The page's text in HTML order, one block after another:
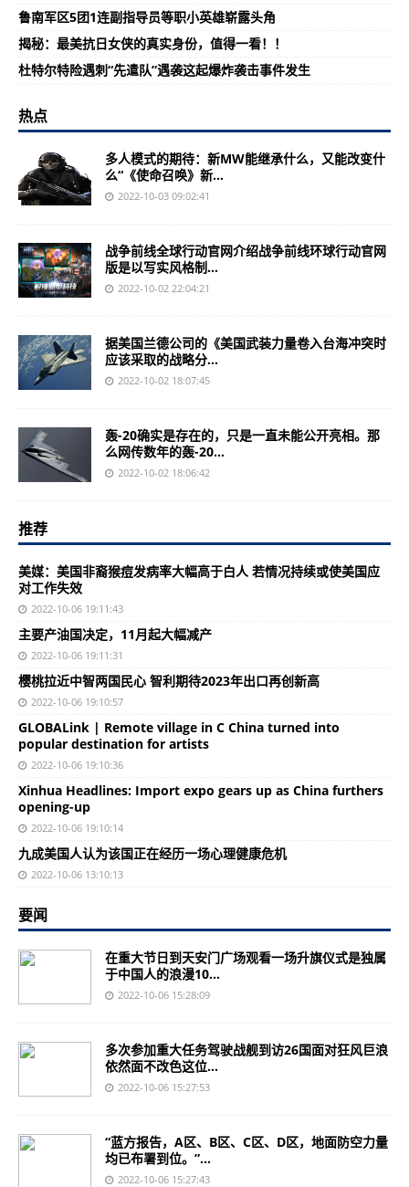
鲁南军区5团1连副指导员等职小英雄崭露头角
揭秘：最美抗日女侠的真实身份，值得一看！！
杜特尔特险遇刺“先遣队”遇袭这起爆炸袭击事件发生
热点
多人模式的期待：新MW能继承什么，又能改变什
么“《使命召唤》新...
2022-10-03 09:02:41
战争前线全球行动官网介绍战争前线环球行动官网
版是以写实风格制...
2022-10-02 22:04:21
据美国兰德公司的《美国武装力量卷入台海冲突时
应该采取的战略分...
2022-10-02 18:07:45
轰-20确实是存在的，只是一直未能公开亮相。那
么网传数年的轰-20...
2022-10-02 18:06:42
推荐
美媒：美国非裔猴痘发病率大幅高于白人 若情况持续或使美国应
对工作失效
2022-10-06 19:11:43
主要产油国决定，11月起大幅减产
2022-10-06 19:11:31
樱桃拉近中智两国民心 智利期待2023年出口再创新高
2022-10-06 19:10:57
GLOBALink | Remote village in C China turned into
popular destination for artists
2022-10-06 19:10:36
Xinhua Headlines: Import expo gears up as China furthers
opening-up
2022-10-06 19:10:14
九成美国人认为该国正在经历一场心理健康危机
2022-10-06 13:10:13
要闻
在重大节日到天安门广场观看一场升旗仪式是独属
于中国人的浪漫10...
2022-10-06 15:28:09
多次参加重大任务驾驶战舰到访26国面对狂风巨浪
依然面不改色这位...
2022-10-06 15:27:53
“蓝方报告，A区、B区、C区、D区，地面防空力量
均已布署到位。”...
2022-10-06 15:27:43